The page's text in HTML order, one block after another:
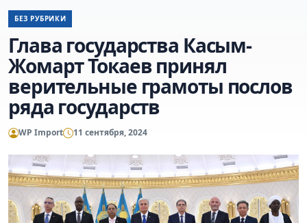
БЕЗ РУБРИКИ
Глава государства Касым-
Жомарт Токаев принял
верительные грамоты послов
ряда государств
WP Import 11 сентября, 2024